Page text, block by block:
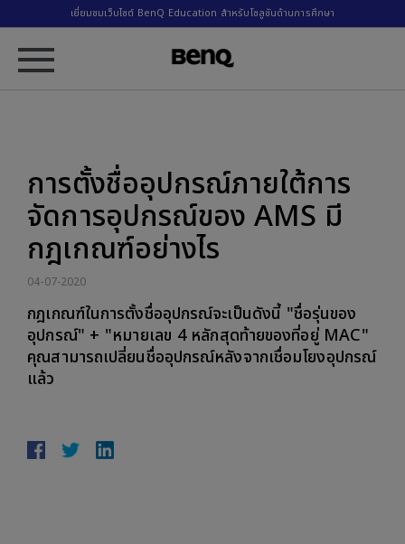
เยี่ยมชมเว็บไซต์ BenQ Education สำหรับโซลูชันด้านการศึกษา
การตั้งชื่ออุปกรณ์ภายใต้การ
จัดการอุปกรณ์ของ AMS มี
กฎเกณฑ์อย่างไร
04-07-2020
กฎเกณฑ์ในการตั้งชื่ออุปกรณ์จะเป็นดังนี้ "ชื่อรุ่นของ
อุปกรณ์" + "หมายเลข 4 หลักสุดท้ายของที่อยู่ MAC"
คุณสามารถเปลี่ยนชื่ออุปกรณ์หลังจากเชื่อมโยงอุปกรณ์
แล้ว